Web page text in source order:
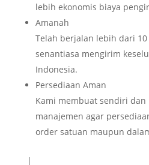
lebih ekonomis biaya
Amanah
Telah berjalan lebih dari
senantiasa mengirim
Indonesia.
Persediaan Aman
Kami membuat sendiri dan
manajemen agar
order satuan maupun
|